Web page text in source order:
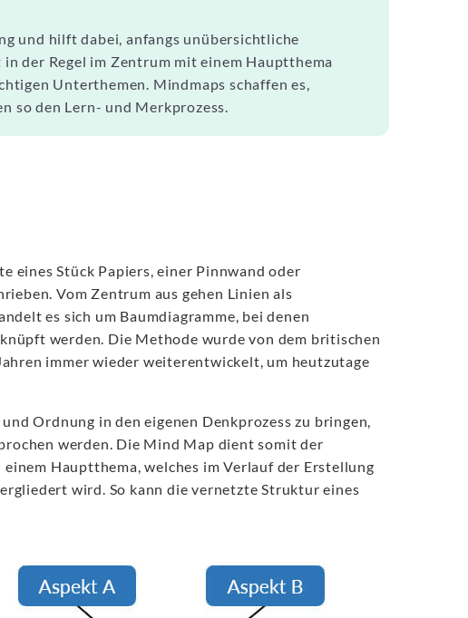
und hilft dabei, anfangs unübersichtliche
der Regel im Zentrum mit einem Hauptthema
Unterthemen. Mindmaps schaffen es,
so den Lern- und Merkprozess.
eines Stück Papiers, einer Pinnwand oder
Vom Zentrum aus gehen Linien als
es sich um Baumdiagramme, bei denen
werden. Die Methode wurde von dem britischen
immer wieder weiterentwickelt, um heutzutage
Ordnung in den eigenen Denkprozess zu bringen,
werden. Die Mind Map dient somit der
einem Hauptthema, welches im Verlauf der Erstellung
wird. So kann die vernetzte Struktur eines